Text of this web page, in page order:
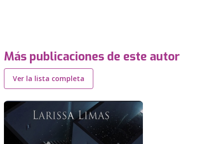
Más publicaciones de este autor
Ver la lista completa